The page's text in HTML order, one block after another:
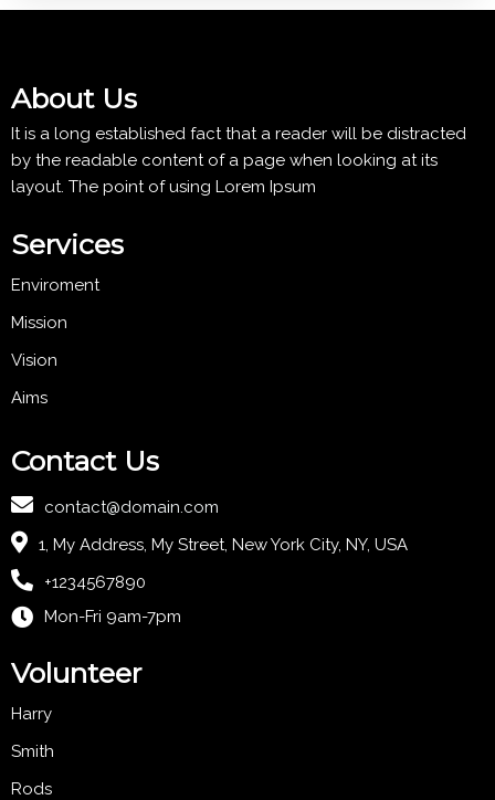
About Us
It is a long established fact that a reader will be distracted
by the readable content of a page when looking at its
layout. The point of using Lorem Ipsum
Services
Enviroment
Mission
Vision
Aims
Contact Us
contact@domain.com
1, My Address, My Street, New York City, NY, USA
+1234567890
Mon-Fri 9am-7pm
Volunteer
Harry
Smith
Rods